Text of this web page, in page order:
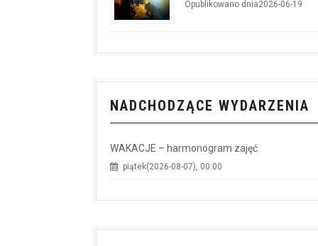
Opublikowano dnia2026-06-19
NADCHODZĄCE WYDARZENIA
WAKACJE – harmonogram zajęć
piątek(2026-08-07), 00:00